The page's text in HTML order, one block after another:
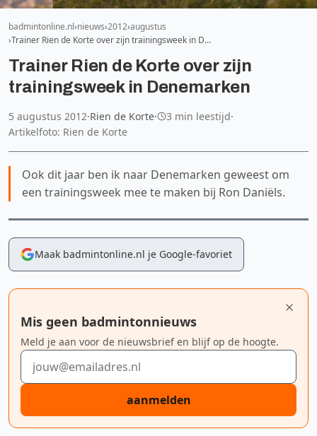
badmintonline.nl nieuws 2012 augustus
Trainer Rien de Korte over zijn trainingsweek in D…
Trainer Rien de Korte over zijn
trainingsweek in Denemarken
5 augustus 2012·Rien de Korte· 3 min leestijd·
Artikelfoto: Rien de Korte
Ook dit jaar ben ik naar Denemarken geweest om
een trainingsweek mee te maken bij Ron Daniëls.
Maak badmintonline.nl je Google-favoriet
Mis geen badmintonnieuws
Meld je aan voor de nieuwsbrief en blijf op de hoogte.
E-mailadres
aanmelden